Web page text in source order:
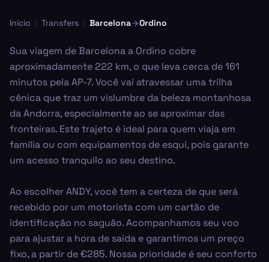
Início Transfers Barcelona Ordino
Sua viagem de Barcelona a Ordino cobre
aproximadamente 222 km, o que leva cerca de 161
minutos pela AP-7. Você vai atravessar uma trilha
cênica que traz um vislumbre da beleza montanhosa
da Andorra, especialmente ao se aproximar das
fronteiras. Este trajeto é ideal para quem viaja em
família ou com equipamentos de esqui, pois garante
um acesso tranquilo ao seu destino.
Ao escolher ANDY, você tem a certeza de que será
recebido por um motorista com um cartão de
identificação no saguão. Acompanhamos seu voo
para ajustar a hora de saída e garantimos um preço
fixo, a partir de €285. Nossa prioridade é seu conforto